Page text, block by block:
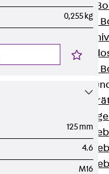
Zubehör für
Nivellierbare
Zubehör für
Nivellierbare
Gerätebecher
Runde
Eckige
Eckige
0,255 kg
125 mm
4.6
M16